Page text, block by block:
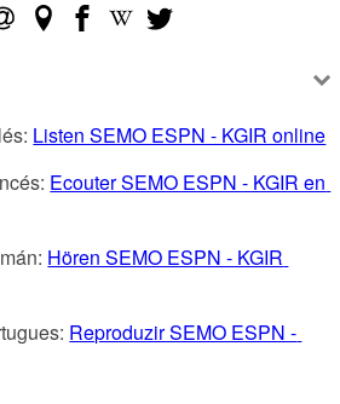
Listen SEMO ESPN - KGIR online
Ecouter SEMO ESPN - KGIR en
Hören SEMO ESPN - KGIR
Reproduzir SEMO ESPN -